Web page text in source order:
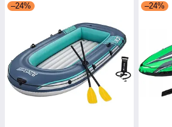
–24% –24%